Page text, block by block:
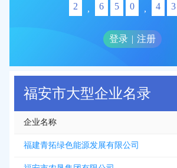
2 , 6 5 0 , 4 3
登录 | 注册
福安市大型企业名录
企业名称
福建青拓绿色能源发展有限公司